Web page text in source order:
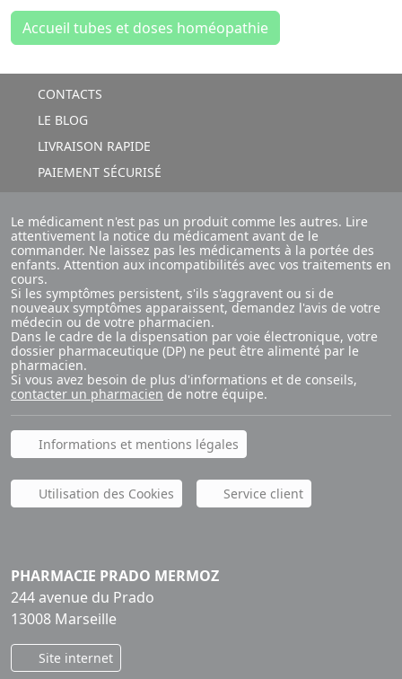
Accueil tubes et doses homéopathie
CONTACTS
LE BLOG
LIVRAISON RAPIDE
PAIEMENT SÉCURISÉ
Le médicament n'est pas un produit comme les autres. Lire
attentivement la notice du médicament avant de le
commander. Ne laissez pas les médicaments à la portée des
enfants. Attention aux incompatibilités avec vos traitements en
cours.
Si les symptômes persistent, s'ils s'aggravent ou si de
nouveaux symptômes apparaissent, demandez l'avis de votre
médecin ou de votre pharmacien.
Dans le cadre de la dispensation par voie électronique, votre
dossier pharmaceutique (DP) ne peut être alimenté par le
pharmacien.
Si vous avez besoin de plus d'informations et de conseils,
contacter un pharmacien de notre équipe.
Informations et mentions légales
Utilisation des Cookies Service client
PHARMACIE PRADO MERMOZ
244 avenue du Prado
13008 Marseille
Site internet